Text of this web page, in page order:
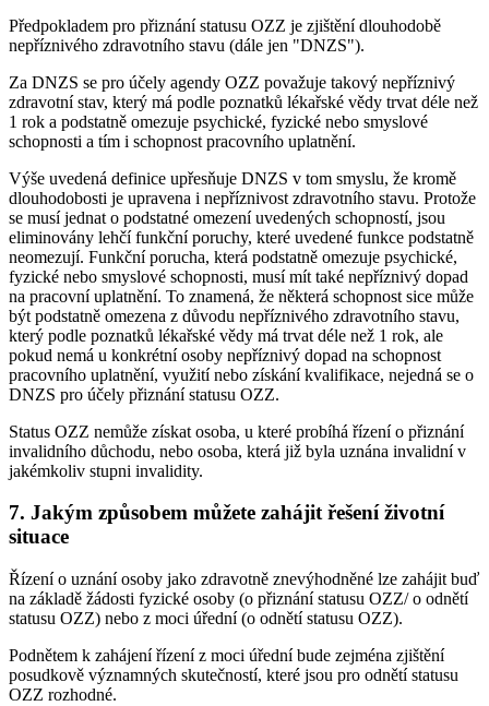
Předpokladem pro přiznání statusu OZZ je zjištění dlouhodobě
nepříznivého zdravotního stavu (dále jen "DNZS").
Za DNZS se pro účely agendy OZZ považuje takový nepříznivý
zdravotní stav, který má podle poznatků lékařské vědy trvat déle než
1 rok a podstatně omezuje psychické, fyzické nebo smyslové
schopnosti a tím i schopnost pracovního uplatnění.
Výše uvedená definice upřesňuje DNZS v tom smyslu, že kromě
dlouhodobosti je upravena i nepříznivost zdravotního stavu. Protože
se musí jednat o podstatné omezení uvedených schopností, jsou
eliminovány lehčí funkční poruchy, které uvedené funkce podstatně
neomezují. Funkční porucha, která podstatně omezuje psychické,
fyzické nebo smyslové schopnosti, musí mít také nepříznivý dopad
na pracovní uplatnění. To znamená, že některá schopnost sice může
být podstatně omezena z důvodu nepříznivého zdravotního stavu,
který podle poznatků lékařské vědy má trvat déle než 1 rok, ale
pokud nemá u konkrétní osoby nepříznivý dopad na schopnost
pracovního uplatnění, využití nebo získání kvalifikace, nejedná se o
DNZS pro účely přiznání statusu OZZ.
Status OZZ nemůže získat osoba, u které probíhá řízení o přiznání
invalidního důchodu, nebo osoba, která již byla uznána invalidní v
jakémkoliv stupni invalidity.
7. Jakým způsobem můžete zahájit řešení životní
situace
Řízení o uznání osoby jako zdravotně znevýhodněné lze zahájit buď
na základě žádosti fyzické osoby (o přiznání statusu OZZ/ o odnětí
statusu OZZ) nebo z moci úřední (o odnětí statusu OZZ).
Podnětem k zahájení řízení z moci úřední bude zejména zjištění
posudkově významných skutečností, které jsou pro odnětí statusu
OZZ rozhodné.